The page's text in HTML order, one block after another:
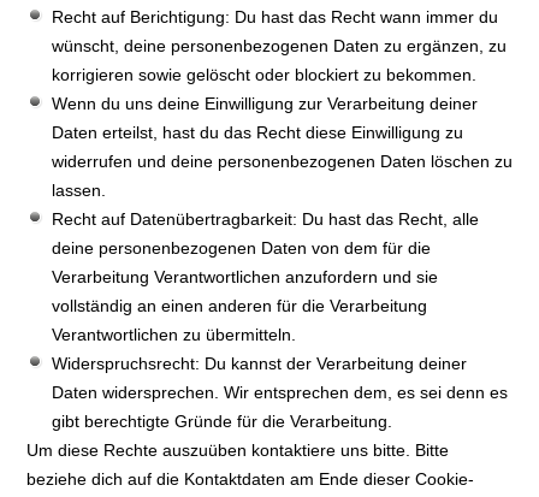
Recht auf Berichtigung: Du hast das Recht wann immer du
wünscht, deine personenbezogenen Daten zu ergänzen, zu
korrigieren sowie gelöscht oder blockiert zu bekommen.
Wenn du uns deine Einwilligung zur Verarbeitung deiner
Daten erteilst, hast du das Recht diese Einwilligung zu
widerrufen und deine personenbezogenen Daten löschen zu
lassen.
Recht auf Datenübertragbarkeit: Du hast das Recht, alle
deine personenbezogenen Daten von dem für die
Verarbeitung Verantwortlichen anzufordern und sie
vollständig an einen anderen für die Verarbeitung
Verantwortlichen zu übermitteln.
Widerspruchsrecht: Du kannst der Verarbeitung deiner
Daten widersprechen. Wir entsprechen dem, es sei denn es
gibt berechtigte Gründe für die Verarbeitung.
Um diese Rechte auszuüben kontaktiere uns bitte. Bitte
beziehe dich auf die Kontaktdaten am Ende dieser Cookie-